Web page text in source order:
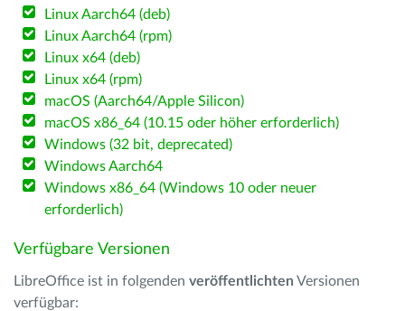
Linux Aarch64 (deb)
Linux Aarch64 (rpm)
Linux x64 (deb)
Linux x64 (rpm)
macOS (Aarch64/Apple Silicon)
macOS x86_64 (10.15 oder höher erforderlich)
Windows (32 bit, deprecated)
Windows Aarch64
Windows x86_64 (Windows 10 oder neuer
erforderlich)
Verfügbare Versionen
LibreOffice ist in folgenden veröffentlichten Versionen
verfügbar: